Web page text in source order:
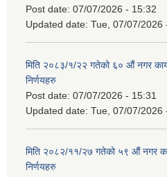
Post date: 07/07/2026 - 15:32
Updated date: Tue, 07/07/2026
मिति २०८३/१/२२ गतेको ६० औं नगर
निर्णयहरु
Post date: 07/07/2026 - 15:31
Updated date: Tue, 07/07/2026
मिति २०८२/११/२७ गतेको ५९ औं नगर
निर्णयहरु